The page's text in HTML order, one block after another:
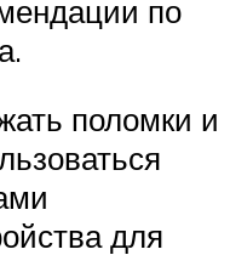
по
поломки и
для